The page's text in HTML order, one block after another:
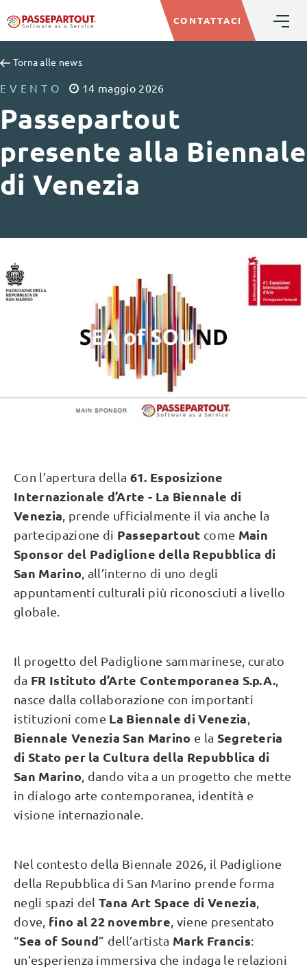
CONTATTACI
Torna alle news
EVENTO 14 maggio 2026
Passepartout
presente alla Biennale
di Venezia
Con l’apertura della 61. Esposizione
Internazionale d’Arte - La Biennale di
Venezia , prende ufficialmente il via anche la
partecipazione di Passepartout come Main
Sponsor del Padiglione della Repubblica di
San Marino , all’interno di uno degli
appuntamenti culturali più riconosciuti a livello
globale.
Il progetto del Padiglione sammarinese, curato
da FR Istituto d’Arte Contemporanea S.p.A.
nasce dalla collaborazione con importanti
istituzioni come La Biennale di Venezia
Biennale Venezia San Marino e la Segreteria
di Stato per la Cultura della Repubblica di
San Marino , dando vita a un progetto che mette
in dialogo arte contemporanea, identità e
visione internazionale.
Nel contesto della Biennale 2026, il Padiglione
della Repubblica di San Marino prende forma
negli spazi del Tana Art Space di Venezia
dove, fino al 22 novembre , viene presentato
“Sea of Sound” dell’artista Mark Francis:
un’esperienza immersiva che indaga le relazioni